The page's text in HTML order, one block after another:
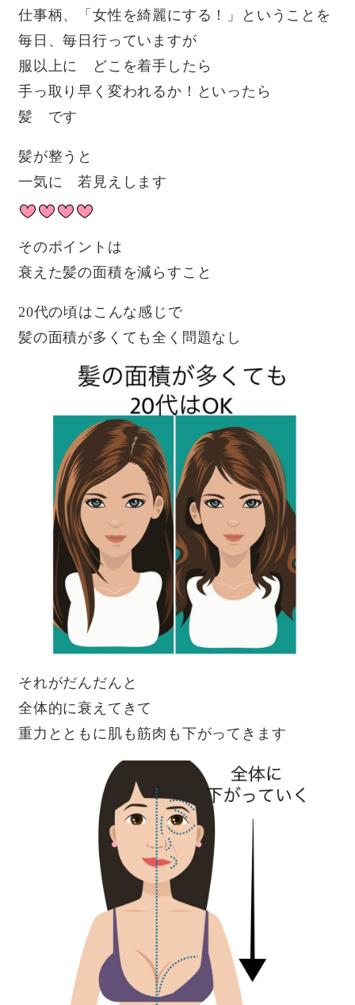
仕事柄、「女性を綺麗にする！」ということを
毎日、毎日行っていますが
服以上に どこを着手したら
手っ取り早く変われるか！といったら
髪 です
髪が整うと
一気に 若見えします
そのポイントは
衰えた髪の面積を減らすこと
20代の頃はこんな感じで
髪の面積が多くても全く問題なし
それがだんだんと
全体的に衰えてきて
重力とともに肌も筋肉も下がってきます